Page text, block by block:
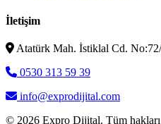
İletişim
Atatürk Mah. İstiklal Cd.
0530 313 59 39
info@exprodijital.com
© 2026 Expro Dijital. Tüm hakları